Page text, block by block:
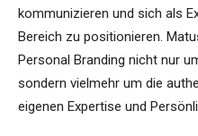
kommunizieren und sich als
Bereich zu positionieren.
Personal Branding nicht nur
sondern vielmehr um die
eigenen Expertise und